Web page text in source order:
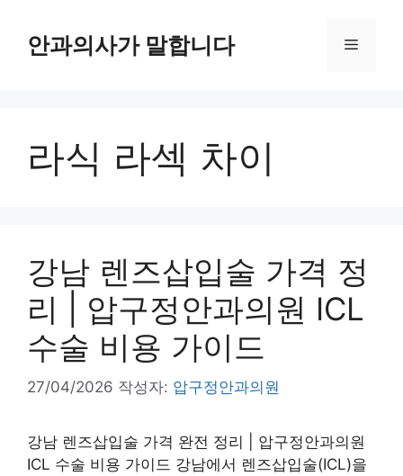
안과의사가 말합니다 메
라식 라섹 차이
강남 렌즈삽입술 가격 정
리 | 압구정안과의원 ICL
수술 비용 가이드
27/04/2026 작성자: 압구정안과의원
강남 렌즈삽입술 가격 완전 정리 | 압구정안과의원
ICL 수술 비용 가이드 강남에서 렌즈삽입술(ICL)을